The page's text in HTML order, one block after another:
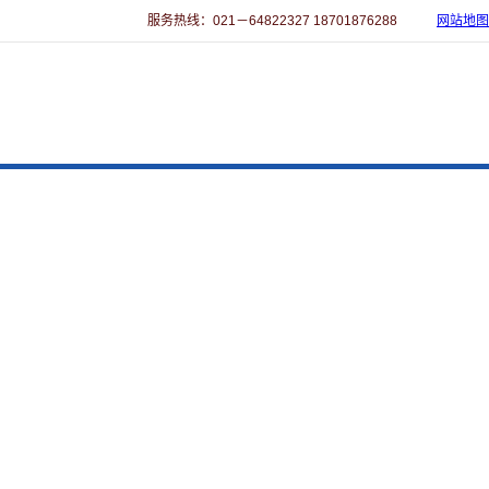
服务热线：021－64822327 18701876288 网站地图